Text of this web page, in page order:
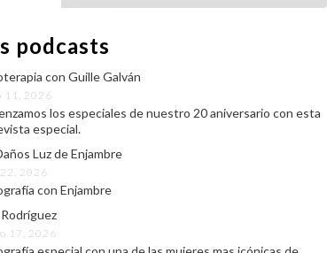
podcasts
con Guille Galván
11, 2026
los especiales de nuestro 20 aniversario con esta
especial.
Luz de Enjambre
2026
con Enjambre
17, 2026